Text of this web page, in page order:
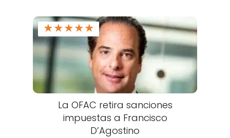
★★★★★
La OFAC retira sanciones
impuestas a Francisco
D’Agostino